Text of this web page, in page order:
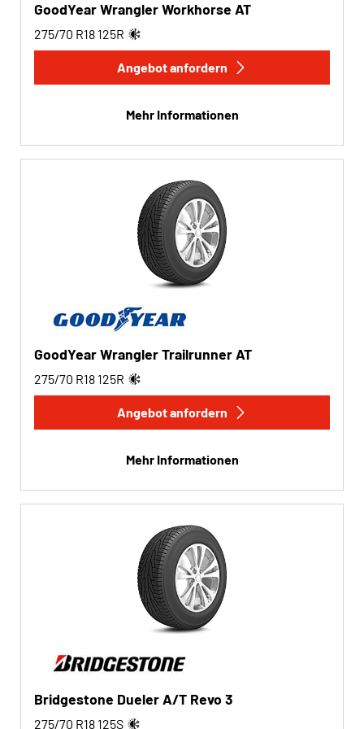
GoodYear Wrangler Workhorse AT
275/70 R18 125R
Angebot anfordern
Mehr Informationen
GoodYear Wrangler Trailrunner AT
275/70 R18 125R
Angebot anfordern
Mehr Informationen
Bridgestone Dueler A/T Revo 3
275/70 R18 125S